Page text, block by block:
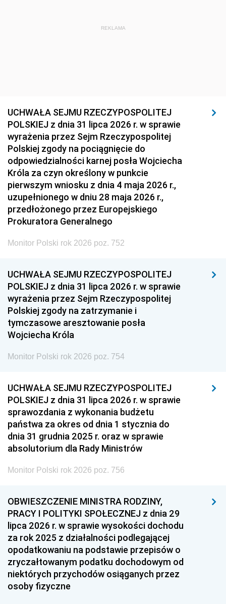
REKLAMA
UCHWAŁA SEJMU RZECZYPOSPOLITEJ
POLSKIEJ z dnia 31 lipca 2026 r. w sprawie
wyrażenia przez Sejm Rzeczypospolitej
Polskiej zgody na pociągnięcie do
odpowiedzialności karnej posła Wojciecha
Króla za czyn określony w punkcie
pierwszym wniosku z dnia 4 maja 2026 r.,
uzupełnionego w dniu 28 maja 2026 r.,
przedłożonego przez Europejskiego
Prokuratora Generalnego
Monitor Polski rok 2026 poz. 752
UCHWAŁA SEJMU RZECZYPOSPOLITEJ
POLSKIEJ z dnia 31 lipca 2026 r. w sprawie
wyrażenia przez Sejm Rzeczypospolitej
Polskiej zgody na zatrzymanie i
tymczasowe aresztowanie posła
Wojciecha Króla
Monitor Polski rok 2026 poz. 754
UCHWAŁA SEJMU RZECZYPOSPOLITEJ
POLSKIEJ z dnia 31 lipca 2026 r. w sprawie
sprawozdania z wykonania budżetu
państwa za okres od dnia 1 stycznia do
dnia 31 grudnia 2025 r. oraz w sprawie
absolutorium dla Rady Ministrów
Monitor Polski rok 2026 poz. 756
OBWIESZCZENIE MINISTRA RODZINY,
PRACY I POLITYKI SPOŁECZNEJ z dnia 29
lipca 2026 r. w sprawie wysokości dochodu
za rok 2025 z działalności podlegającej
opodatkowaniu na podstawie przepisów o
zryczałtowanym podatku dochodowym od
niektórych przychodów osiąganych przez
osoby fizyczne